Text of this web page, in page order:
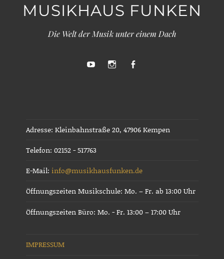
MUSIKHAUS FUNKEN
Die Welt der Musik unter einem Dach
Adresse: Kleinbahnstraße 20, 47906 Kempen
Telefon: 02152 - 517763
E-Mail: info@musikhausfunken.de
Öffnungszeiten Musikschule: Mo. – Fr. ab 13:00 Uhr
Öffnungszeiten Büro: Mo. - Fr. 13:00 – 17:00 Uhr
IMPRESSUM